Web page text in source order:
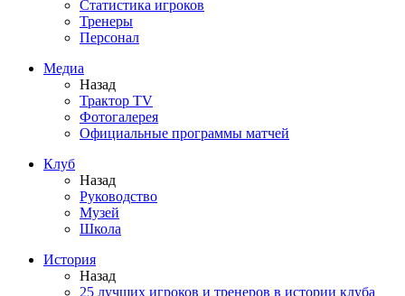
Статистика игроков
Тренеры
Персонал
Медиа
Назад
Трактор TV
Фотогалерея
Официальные программы матчей
Клуб
Назад
Руководство
Музей
Школа
История
Назад
25 лучших игроков и тренеров в истории клуба